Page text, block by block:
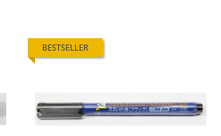
BESTSELLER